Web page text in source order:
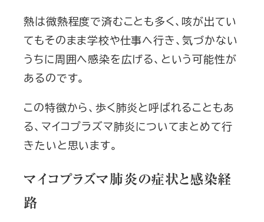
熱は微熱程度で済むことも多く、咳が出てい
てもそのまま学校や仕事へ行き、気づかない
うちに周囲へ感染を広げる、という可能性が
あるのです。
この特徴から、歩く肺炎と呼ばれることもあ
る、マイコプラズマ肺炎についてまとめて行
きたいと思います。
マイコプラズマ肺炎の症状と感染経
路